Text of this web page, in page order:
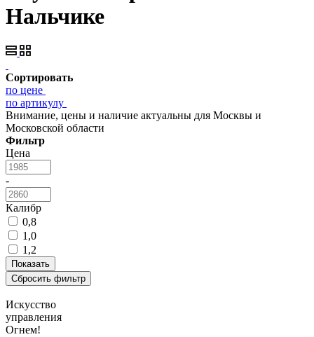
Нальчике
Сортировать
по цене
по артикулу
Внимание, цены и наличие актуальны для Москвы и
Московской области
Фильтр
Цена
-
Калибр
0,8
1,0
1,2
Искусство
управления
Огнем!